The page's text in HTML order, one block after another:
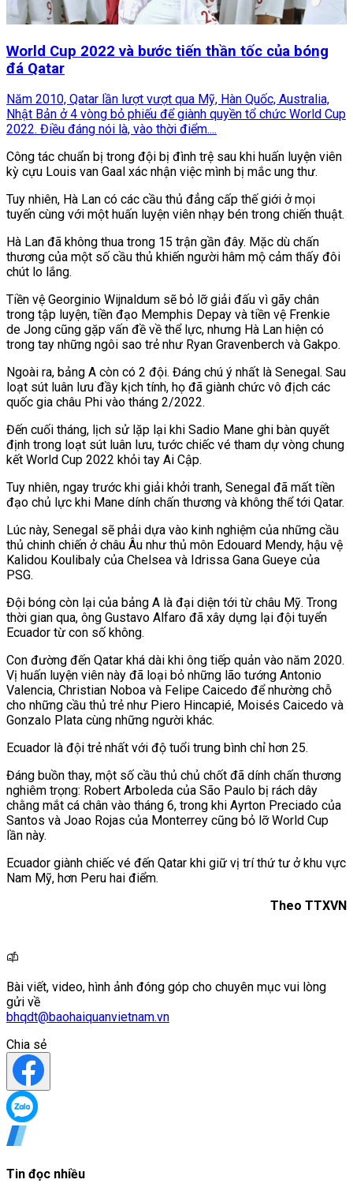
World Cup 2022 và bước tiến thần tốc của bóng
đá Qatar
Năm 2010, Qatar lần lượt vượt qua Mỹ, Hàn Quốc, Australia,
Nhật Bản ở 4 vòng bỏ phiếu để giành quyền tổ chức World Cup
2022. Điều đáng nói là, vào thời điểm....
Công tác chuẩn bị trong đội bị đình trệ sau khi huấn luyện viên
kỳ cựu Louis van Gaal xác nhận việc mình bị mắc ung thư.
Tuy nhiên, Hà Lan có các cầu thủ đẳng cấp thế giới ở mọi
tuyến cùng với một huấn luyện viên nhạy bén trong chiến thuật.
Hà Lan đã không thua trong 15 trận gần đây. Mặc dù chấn
thương của một số cầu thủ khiến người hâm mộ cảm thấy đôi
chút lo lắng.
Tiền vệ Georginio Wijnaldum sẽ bỏ lỡ giải đấu vì gãy chân
trong tập luyện, tiền đạo Memphis Depay và tiền vệ Frenkie
de Jong cũng gặp vấn đề về thể lực, nhưng Hà Lan hiện có
trong tay những ngôi sao trẻ như Ryan Gravenberch và Gakpo.
Ngoài ra, bảng A còn có 2 đội. Đáng chú ý nhất là Senegal. Sau
loạt sút luân lưu đầy kịch tính, họ đã giành chức vô địch các
quốc gia châu Phi vào tháng 2/2022.
Đến cuối tháng, lịch sử lặp lại khi Sadio Mane ghi bàn quyết
định trong loạt sút luân lưu, tước chiếc vé tham dự vòng chung
kết World Cup 2022 khỏi tay Ai Cập.
Tuy nhiên, ngay trước khi giải khởi tranh, Senegal đã mất tiền
đạo chủ lực khi Mane dính chấn thương và không thể tới Qatar.
Lúc này, Senegal sẽ phải dựa vào kinh nghiệm của những cầu
thủ chinh chiến ở châu Âu như thủ môn Edouard Mendy, hậu vệ
Kalidou Koulibaly của Chelsea và Idrissa Gana Gueye của
PSG.
Đội bóng còn lại của bảng A là đại diện tới từ châu Mỹ. Trong
thời gian qua, ông Gustavo Alfaro đã xây dựng lại đội tuyển
Ecuador từ con số không.
Con đường đến Qatar khá dài khi ông tiếp quản vào năm 2020.
Vị huấn luyện viên này đã loại bỏ những lão tướng Antonio
Valencia, Christian Noboa và Felipe Caicedo để nhường chỗ
cho những cầu thủ trẻ như Piero Hincapié, Moisés Caicedo và
Gonzalo Plata cùng những người khác.
Ecuador là đội trẻ nhất với độ tuổi trung bình chỉ hơn 25.
Đáng buồn thay, một số cầu thủ chủ chốt đã dính chấn thương
nghiêm trọng: Robert Arboleda của São Paulo bị rách dây
chằng mắt cá chân vào tháng 6, trong khi Ayrton Preciado của
Santos và Joao Rojas của Monterrey cũng bỏ lỡ World Cup
lần này.
Ecuador giành chiếc vé đến Qatar khi giữ vị trí thứ tư ở khu vực
Nam Mỹ, hơn Peru hai điểm.
Theo TTXVN
Bài viết, video, hình ảnh đóng góp cho chuyên mục vui lòng
gửi về
bhqdt@baohaiquanvietnam.vn
Chia sẻ
Tin đọc nhiều